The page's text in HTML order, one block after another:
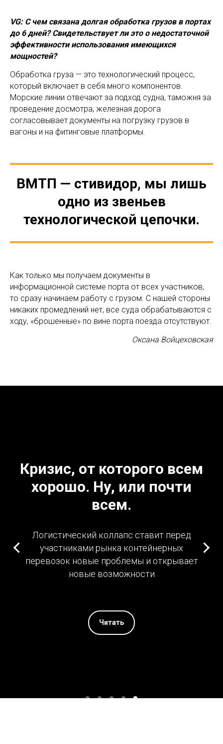
VG: С чем связана долгая обработка грузов в портах
до 6 дней? Свидетельствует ли это о недостаточной
эффективности использования имеющихся
мощностей?
Обработка груза — это технологический процесс,
который включает в себя много компонентов.
Морские линии отвечают за подход судна, таможня за
проведение досмотра, железная дорога
согласовывает документы на погрузку грузов в
вагоны и на фитинговые платформы.
ВМТП — стивидор, мы лишь
одно из звеньев
технологической цепочки.
Как только мы получаем документы в
информационной системе порта от всех участников,
то сразу начинаем работу с грузом. С нашей стороны
никаких промедлений нет, все суда обрабатываются с
ходу, «брошенные» по вине порта поезда отсутствуют.
Оксана Войцеховская
Кризис, от которого всем
хорошо. Ну, или почти
всем.
Логистический коллапс ставит перед
участниками рынка контейнерных
перевозок новые проблемы и открывает
новые возможности
Читать